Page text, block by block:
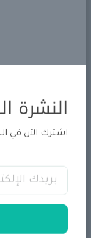
السياسات
استراتيجية
على الزر أدناه
النشرة
اشترك الآن في